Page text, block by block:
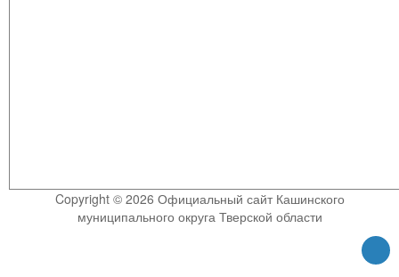
Copyright © 2026 Официальный сайт Кашинского
муниципального округа Тверской области